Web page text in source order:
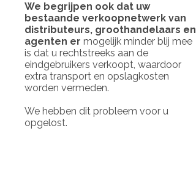
We begrijpen ook dat uw
bestaande verkoopnetwerk van
distributeurs, groothandelaars en
agenten er mogelijk minder blij mee
is dat u rechtstreeks aan de
eindgebruikers verkoopt, waardoor
extra transport en opslagkosten
worden vermeden.
We hebben dit probleem voor u
opgelost.